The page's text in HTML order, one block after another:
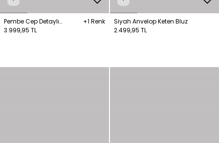
Pembe Cep Detaylı
Bağlamalı Keten Gömlek
+1 Renk
3.999,95 TL
Siyah Anvelop Keten Bluz
2.499,95 TL